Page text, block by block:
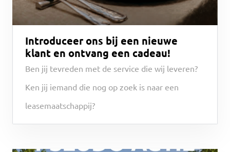
Introduceer ons bij een nieuwe
klant en ontvang een cadeau!
Ben jij tevreden met de service die wij leveren?
Ken jij iemand die nog op zoek is naar een
leasemaatschappij?